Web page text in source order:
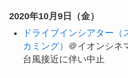
2020年10月9日（金）
ドライブインシアター
カミング）
＠イオンシネ
台風接近に伴い中止